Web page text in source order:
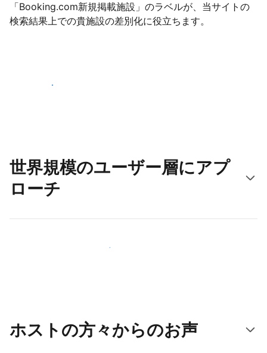
「Booking.com新規掲載施設」のラベルが、当サイトの
検索結果上での貴施設の差別化に役立ちます。
さっそく始める
世界規模のユーザー層にアプ
ローチ
新しいユーザー層に今すぐアプローチする
ホストの方々からのお声